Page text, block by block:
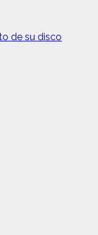
de su disco